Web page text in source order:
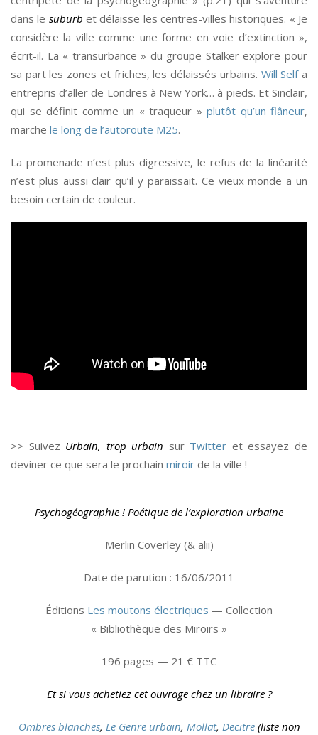
dans le suburb et délaisse les centres-villes historiques. « Je
considère la ville comme une forme en voie d’extinction »,
écrit-il. La « transurbance » du groupe Stalker explore pour
sa part les zones et friches, les délaissés urbains. Will Selfa
entrepris d’aller de Londres à New York… à pieds. Et Sinclair,
qui se définit comme un « traqueur » plutôt qu’un flâneur,
marche le long de l’autoroute M25.
La promenade n’est plus digressive, le refus de la linéarité
n’est plus aussi clair qu’il y paraissait. Ce vieux monde a un
besoin certain de couleur.
>> Suivez Urbain, trop urbain sur Twitter et essayez de
deviner ce que sera le prochain miroir de la ville !
Psychogéographie ! Poétique de l’exploration urbaine
Merlin Coverley (& alii)
Date de parution : 16/06/2011
Éditions Les moutons électriques — Collection
« Bibliothèque des Miroirs »
196 pages — 21 € TTC
Et si vous achetiez cet ouvrage chez un libraire ?
Ombres blanches, Le Genre urbain, Mollat, Decitre(liste non